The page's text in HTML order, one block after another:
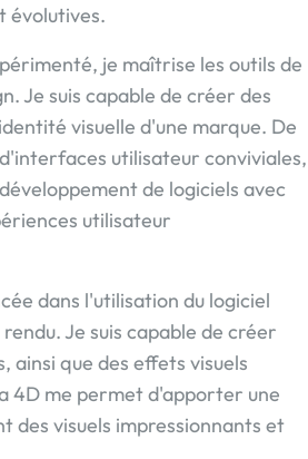
évolutives.
je maîtrise les outils de
Je suis capable de créer des
visuelle d'une marque. De
utilisateur conviviales,
de logiciels avec
utilisateur
dans l'utilisation du logiciel
Je suis capable de créer
ainsi que des effets visuels
4D me permet d'apporter une
des visuels impressionnants et